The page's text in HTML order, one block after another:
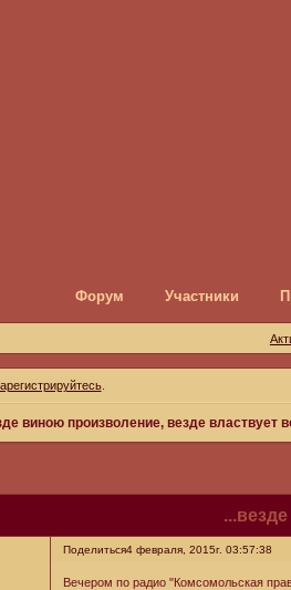
Форум Участники
.
виною произволение, везде властвует
Поделиться4 февраля, 2015г. 03:57:38
Вечером по радио "Комсомольская